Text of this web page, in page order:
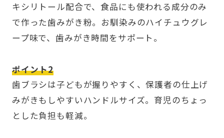
キシリトール配合で、食品にも使われる成分のみ
で作った歯みがき粉。お馴染みのハイチュウグレ
ープ味で、歯みがき時間をサポート。
ポイント2
歯ブラシは子どもが握りやすく、保護者の仕上げ
みがきもしやすいハンドルサイズ。育児のちょっ
とした負担も軽減。